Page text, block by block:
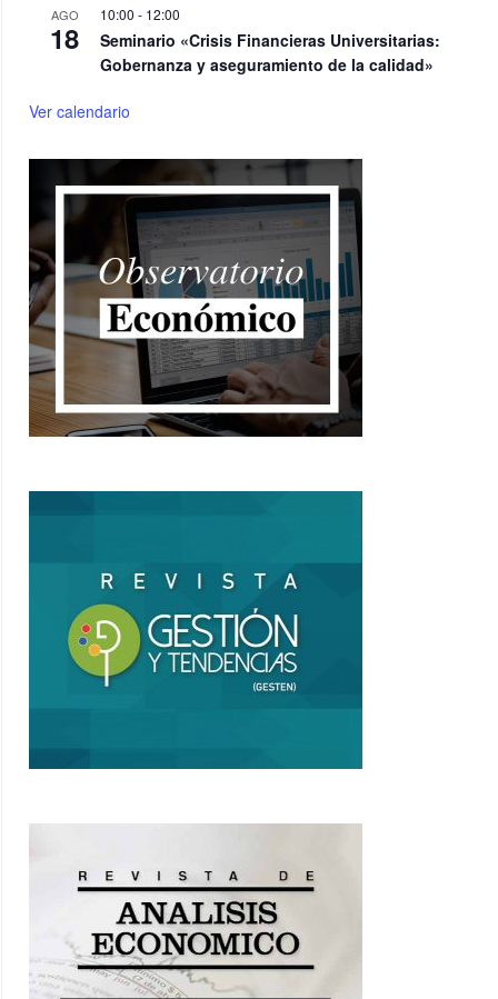
AGO
18
10:00 - 12:00
Seminario «Crisis Financieras Universitarias:
Gobernanza y aseguramiento de la calidad»
Ver calendario